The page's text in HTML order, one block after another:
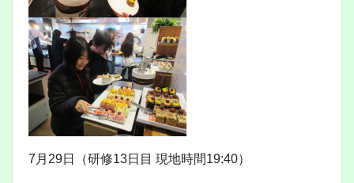
7月29日（研修13日目 現地時間19:40）